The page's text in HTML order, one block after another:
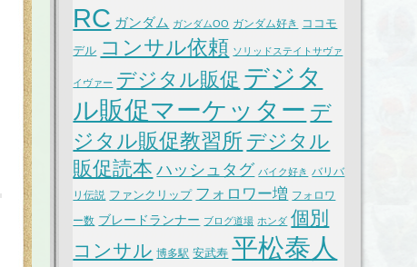
RC ガンダム ガンダムOO ガンダム好き ココモ
デル コンサル依頼 ソリッドステイトサヴァ
イヴァー デジタル販促 デジタ
ル販促マーケッター デ
ジタル販促教習所 デジタル
販促読本 ハッシュタグ バイク好き バリバ
リ伝説 ファンクリップ フォロワー増 フォロワ
ー数 ブレードランナー ブログ道場 ホンダ 個別
コンサル 博多駅 安武寿 平松泰人